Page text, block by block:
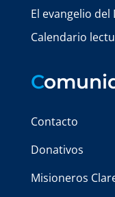
El evangelio
Calendario
C
Contacto
Donativos
Misioneros